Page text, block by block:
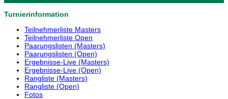
Turnierinformation
Teilnehmerliste Masters
Teilnehmerliste Open
Paarungslisten (Masters)
Paarungslisten (Open)
Ergebnisse-Live (Masters)
Ergebnisse-Live (Open)
Rangliste (Masters)
Rangliste (Open)
Fotos